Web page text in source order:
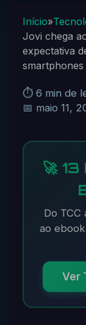
Início»
Jovi chega
expectativa
smartphones
⏱️ 6 min de
📅 maio 11,
🚀
Do TCC
ao
Ver